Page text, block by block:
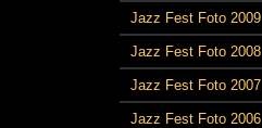
Jazz Fest Foto 2009
Jazz Fest Foto 2008
Jazz Fest Foto 2007
Jazz Fest Foto 2006